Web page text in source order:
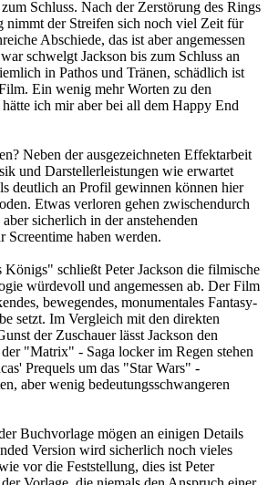
Schluss. Nach der Zerstörung des Rings
nimmt der Streifen sich noch viel Zeit für
Abschiede, das ist aber angemessen
schwelgt Jackson bis zum Schluss an
in Pathos und Tränen, schädlich ist
Ein wenig mehr Worten zu den
ich mir aber bei all dem Happy End
Neben der ausgezeichneten Effektarbeit
und Darstellerleistungen wie erwartet
deutlich an Profil gewinnen können hier
Etwas verloren gehen zwischendurch
sicherlich in der anstehenden
Screentime haben werden.
schließt Peter Jackson die filmische
würdevoll und angemessen ab. Der Film
bewegendes, monumentales Fantasy-
setzt. Im Vergleich mit den direkten
der Zuschauer lässt Jackson den
"Matrix" - Saga locker im Regen stehen
Prequels um das "Star Wars" -
aber wenig bedeutungsschwangeren
Buchvorlage mögen an einigen Details
Version wird sicherlich noch vieles
vor die Feststellung, dies ist Peter